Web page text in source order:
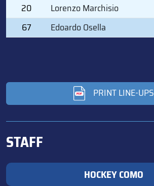
20
Lorenzo Marchisio
67
Edoardo Osella
PRINT LINE-UPS
STAFF
HOCKEY COMO